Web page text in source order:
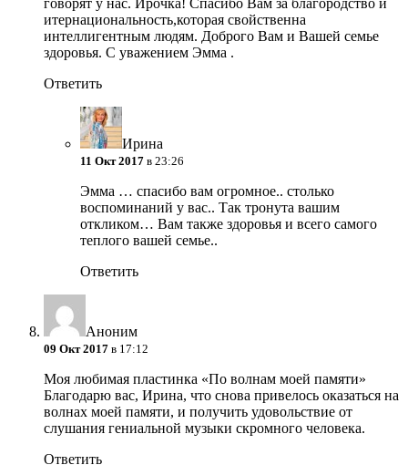
итернациональность,которая свойственна
интеллигентным людям. Доброго Вам и Вашей семье
здоровья. С уважением Эмма .
Ответить
Ирина
11 Окт 2017 в 23:26
Эмма … спасибо вам огромное.. столько
воспоминаний у вас.. Так тронута вашим
откликом… Вам также здоровья и всего самого
теплого вашей семье..
Ответить
Аноним
09 Окт 2017 в 17:12
Моя любимая пластинка «По волнам моей памяти»
Благодарю вас, Ирина, что снова привелось оказаться на
волнах моей памяти, и получить удовольствие от
слушания гениальной музыки скромного человека.
Ответить